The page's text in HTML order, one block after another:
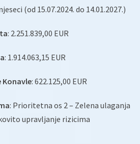
(od 15.07.2024. do 14.01.2027.)
: 2.251.839,00 EUR
: 1.914.063,15 EUR
Konavle: 622.125,00 EUR
: Prioritetna os 2 – Zelena ulaganja
upravljanje rizicima